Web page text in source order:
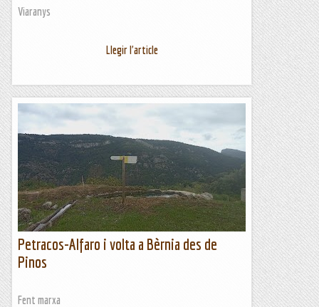
Viaranys
Llegir l'article
Petracos-Alfaro i volta a Bèrnia des de
Pinos
Fent marxa